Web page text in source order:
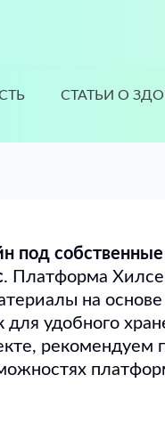
СТАТЬИ О
под
. Платформа
на
удобного
рекомендуем